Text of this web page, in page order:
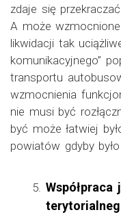
zdaje się
A może
likwidacji tak
komunikacyjnego”
transportu
wzmocnienia
nie musi być
być może łatwiej
powiatów gdyby